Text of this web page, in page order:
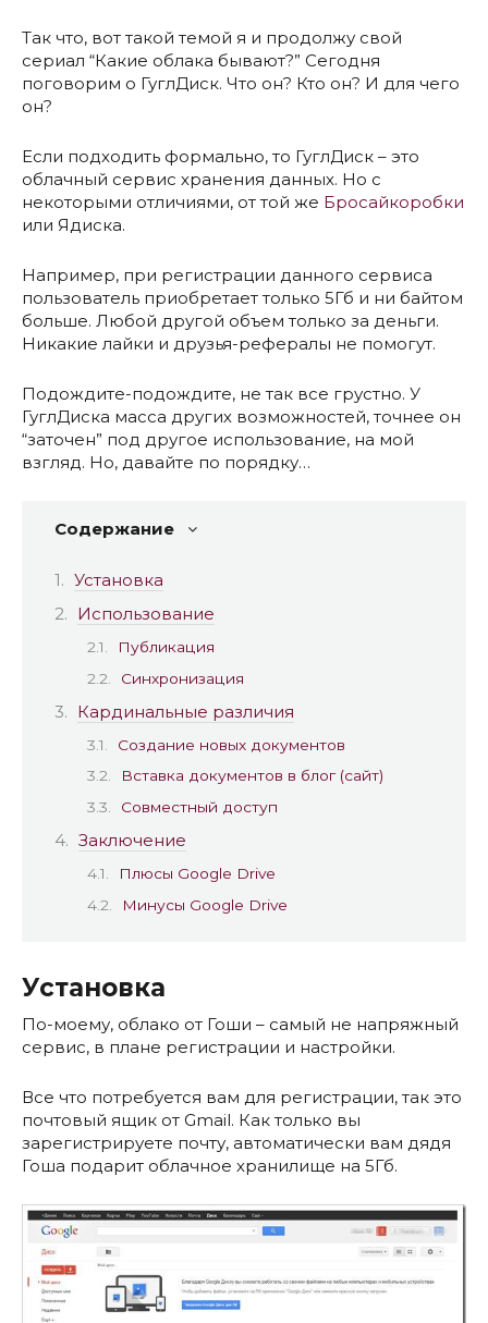
Так что, вот такой темой я и продолжу свой
сериал “Какие облака бывают?” Сегодня
поговорим о ГуглДиск. Что он? Кто он? И для чего
он?
Если подходить формально, то ГуглДиск – это
облачный сервис хранения данных. Но с
некоторыми отличиями, от той же Бросайкоробки
или Ядиска.
Например, при регистрации данного сервиса
пользователь приобретает только 5Гб и ни байтом
больше. Любой другой объем только за деньги.
Никакие лайки и друзья-рефералы не помогут.
Подождите-подождите, не так все грустно. У
ГуглДиска масса других возможностей, точнее он
“заточен” под другое использование, на мой
взгляд. Но, давайте по порядку…
Содержание
Установка
Использование
Публикация
Синхронизация
Кардинальные различия
Создание новых документов
Вставка документов в блог (сайт)
Совместный доступ
Заключение
Плюсы Google Drive
Минусы Google Drive
Установка
По-моему, облако от Гоши – самый не напряжный
сервис, в плане регистрации и настройки.
Все что потребуется вам для регистрации, так это
почтовый ящик от Gmail. Как только вы
зарегистрируете почту, автоматически вам дядя
Гоша подарит облачное хранилище на 5Гб.